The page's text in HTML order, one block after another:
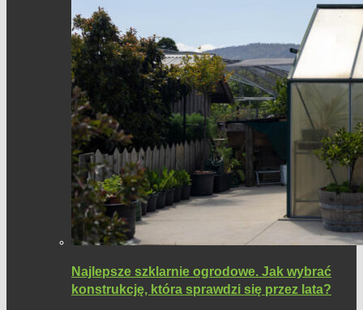
Najlepsze szklarnie ogrodowe. Jak wybrać
konstrukcję, która sprawdzi się przez lata?